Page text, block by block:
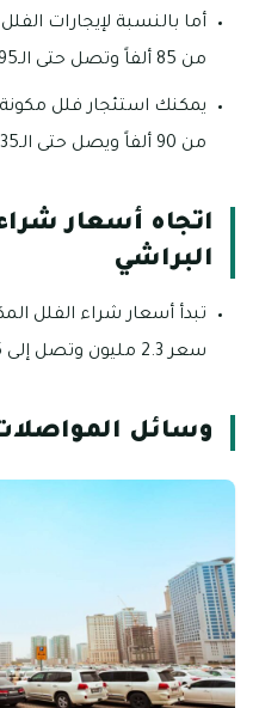
أما بالنسبة لإيجارات
من 85 ألفاً وتصل حتى الـ95 ألف درهم بصورة سنوية.
يمكنك استئجار فلل
من 90 ألفاً ويصل حتى الـ135 ألف درهم إماراتي في السنة.
اتجاه أسعار
البراشي
تبدأ أسعار شراء الفلل
سعر 2.3 مليون وتصل إلى 3.5 مليون درهم إماراتي.
وسائل